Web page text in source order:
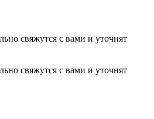
свяжутся с вами и уточнят
свяжутся с вами и уточнят